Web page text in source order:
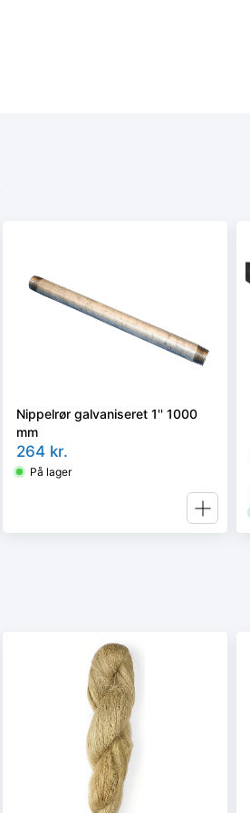
Nippelrør galvaniseret 1'' 1000
mm
264 kr.
På lager